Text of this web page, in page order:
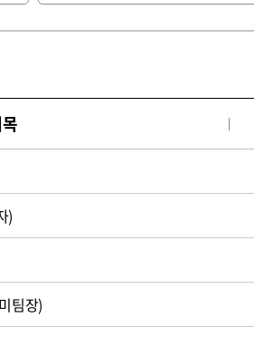
)
팀장)